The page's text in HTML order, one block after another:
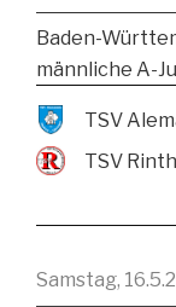
Baden-
männliche A-
TSV
Samstag,